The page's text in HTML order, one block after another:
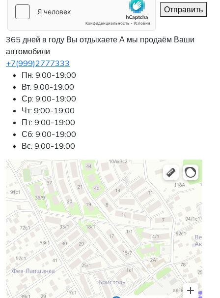
Отправить
365 дней в году Вы отдыхаете А мы продаём Ваши
автомобили
+7(999)2777333
Пн: 9:00-19:00
Вт: 9:00-19:00
Ср: 9:00-19:00
Чт: 9:00-19:00
Пт: 9:00-19:00
Сб: 9:00-19:00
Вс: 9:00-19:00